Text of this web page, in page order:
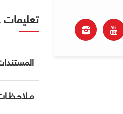
تعليمات